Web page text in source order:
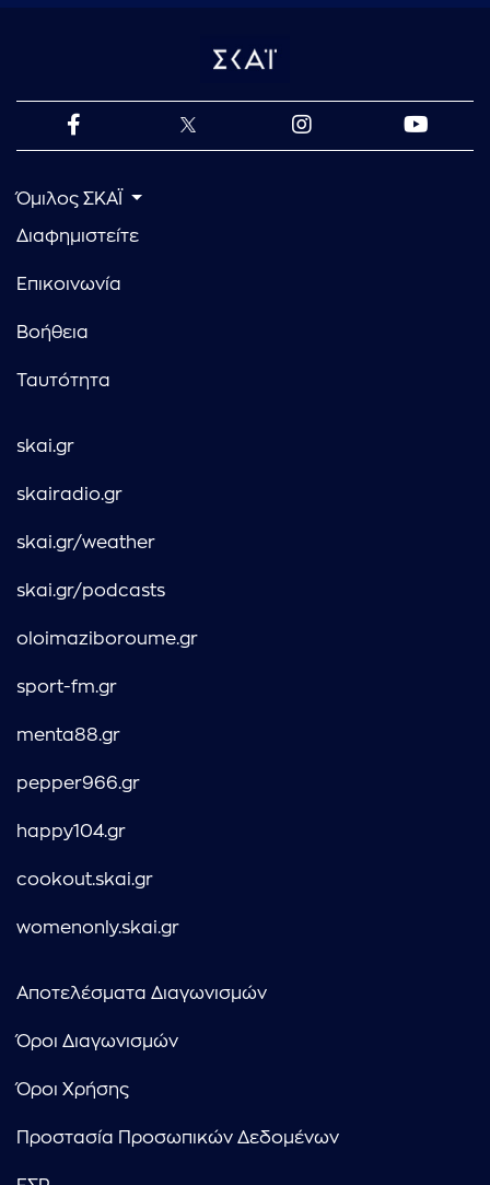
Όμιλος ΣΚΑΪ
Διαφημιστείτε
Επικοινωνία
Βοήθεια
Ταυτότητα
skai.gr
skairadio.gr
skai.gr/weather
skai.gr/podcasts
oloimaziboroume.gr
sport-fm.gr
menta88.gr
pepper966.gr
happy104.gr
cookout.skai.gr
womenonly.skai.gr
Αποτελέσματα Διαγωνισμών
Όροι Διαγωνισμών
Όροι Χρήσης
Προστασία Προσωπικών Δεδομένων